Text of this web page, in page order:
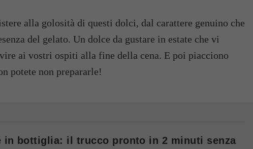
alla golosità di questi dolci, dal carattere genuino che
del gelato. Un dolce da gustare in estate che vi
ai vostri ospiti alla fine della cena. E poi piacciono
potete non prepararle!
in bottiglia: il trucco pronto in 2 minuti senza